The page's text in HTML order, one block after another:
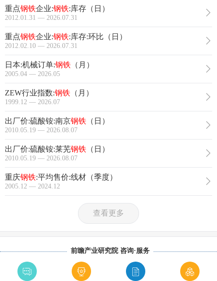
重点钢铁企业:钢铁:库存（日）
2012.01.31 — 2026.07.31
重点钢铁企业:钢铁:库存:环比（日）
2012.02.10 — 2026.07.31
日本:机械订单:钢铁 （月）
2005.04 — 2026.05
ZEW行业指数:钢铁 （月）
1999.12 — 2026.07
出厂价:硫酸铵:南京钢铁 （日）
2010.05.19 — 2026.08.07
出厂价:硫酸铵:莱芜钢铁 （日）
2010.05.19 — 2026.08.07
重庆钢铁:平均售价:线材（季度）
2005.12 — 2024.12
查看更多
前瞻产业研究院 咨询·服务